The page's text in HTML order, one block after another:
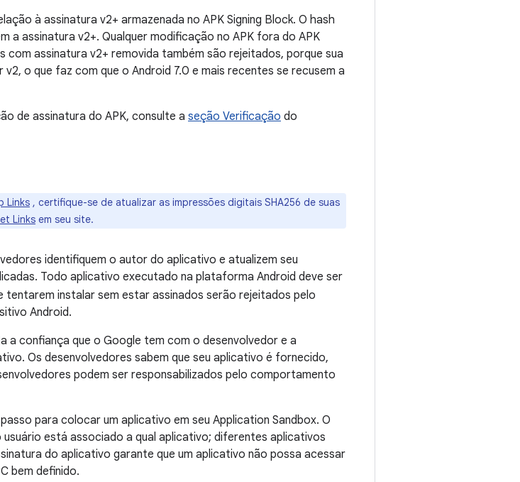
à assinatura v2+ armazenada no APK Signing Block. O hash
a assinatura v2+. Qualquer modificação no APK fora do APK
com assinatura v2+ removida também são rejeitados, porque sua
o que faz com que o Android 7.0 e mais recentes se recusem a
de assinatura do APK, consulte a seção Verificação do
Links , certifique-se de atualizar as impressões digitais SHA256 de suas
Links em seu site.
identifiquem o autor do aplicativo e atualizem seu
Todo aplicativo executado na plataforma Android deve ser
tentarem instalar sem estar assinados serão rejeitados pelo
Android.
a confiança que o Google tem com o desenvolvedor e a
Os desenvolvedores sabem que seu aplicativo é fornecido,
podem ser responsabilizados pelo comportamento
para colocar um aplicativo em seu Application Sandbox. O
está associado a qual aplicativo; diferentes aplicativos
do aplicativo garante que um aplicativo não possa acessar
bem definido.